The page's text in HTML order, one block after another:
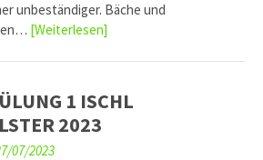
unbeständiger. Bäche und
[Weiterlesen]
1 ISCHL
2023
07/2023